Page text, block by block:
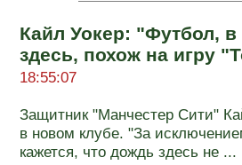
Кайл Уокер: "Футбол,
здесь, похож на игру
18:55:07
Защитник "Манчестер Сити"
в новом клубе. "За
кажется, что дождь здесь не ...